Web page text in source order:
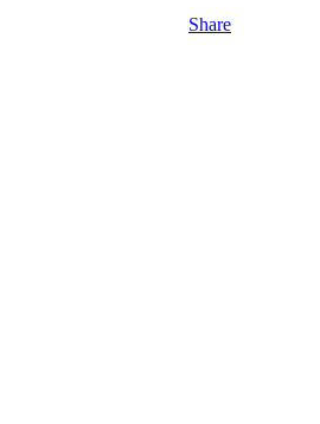
Share